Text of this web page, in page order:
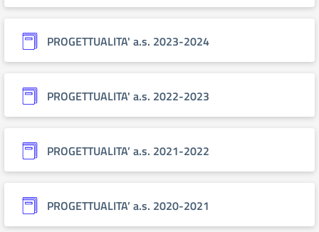
PROGETTUALITA' a.s. 2023-2024
PROGETTUALITA' a.s. 2022-2023
PROGETTUALITA’ a.s. 2021-2022
PROGETTUALITA’ a.s. 2020-2021